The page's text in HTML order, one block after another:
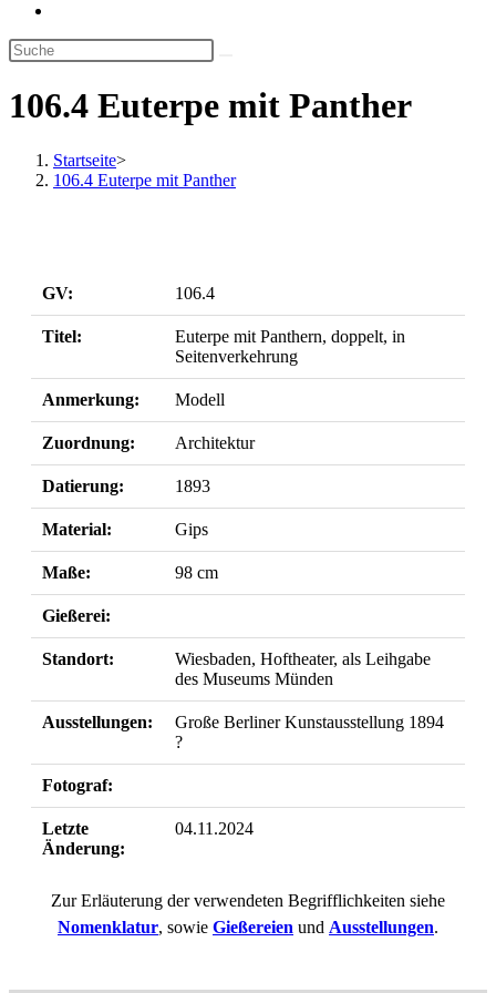
umschalten
106.4 Euterpe mit Panther
Startseite>
106.4 Euterpe mit Panther
GV: 106.4
Titel:
Euterpe mit Panthern, doppelt, in
Seitenverkehrung
Anmerkung: Modell
Zuordnung: Architektur
Datierung: 1893
Material: Gips
Maße: 98 cm
Gießerei:
Standort:
Wiesbaden, Hoftheater, als Leihgabe
des Museums Münden
Ausstellungen:
Große Berliner Kunstausstellung 1894
?
Fotograf:
Letzte
Änderung:
04.11.2024
Zur Erläuterung der verwendeten Begrifflichkeiten siehe
Nomenklatur, sowie Gießereien und Ausstellungen.